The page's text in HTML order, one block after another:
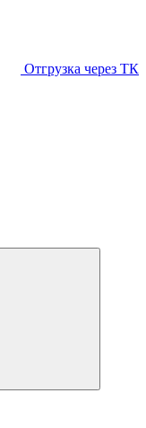
Отгрузка через ТК